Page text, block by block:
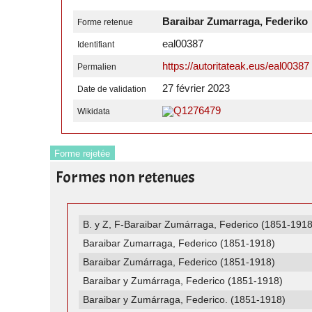
Forme retenue Baraibar Zumarraga, Federiko
Identifiant eal00387
Permalien https://autoritateak.eus/eal00387
Date de validation 27 février 2023
Wikidata Q1276479
Forme rejetée
Formes non retenues
B. y Z, F-Baraibar Zumárraga, Federico (1851-
Baraibar Zumarraga, Federico (1851-1918)
Baraibar Zumárraga, Federico (1851-1918)
Baraibar y Zumárraga, Federico (1851-1918)
Baraibar y Zumárraga, Federico. (1851-1918)